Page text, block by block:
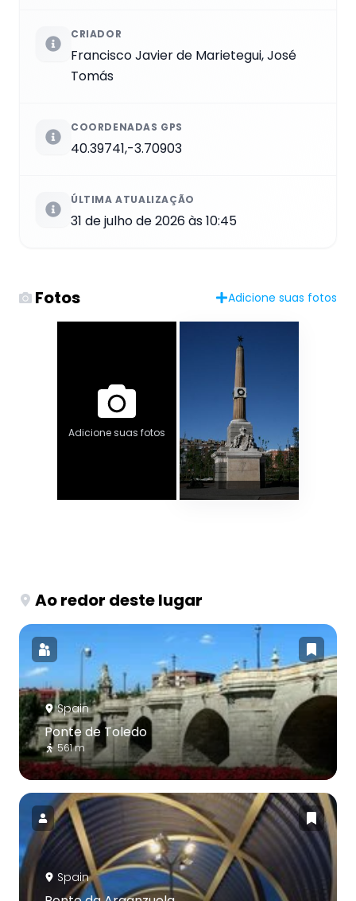
CRIADOR
Francisco Javier de Marietegui, José
Tomás
COORDENADAS GPS
40.39741,-3.70903
ÚLTIMA ATUALIZAÇÃO
31 de julho de 2026 às 10:45
Fotos Adicione suas fotos
Adicione suas fotos
Ao redor deste lugar
Spain
Ponte de Toledo
561 m
Spain